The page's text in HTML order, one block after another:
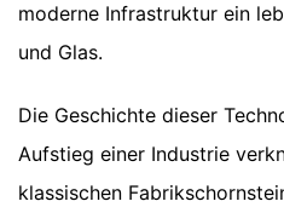
moderne Infrastruktur ein
und Glas.
Die Geschichte dieser
Aufstieg einer Industrie
klassischen